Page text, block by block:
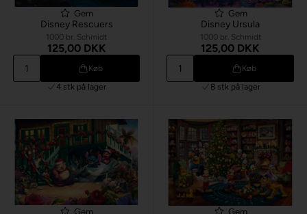
Gem
Disney Rescuers
1000 br. Schmidt
125,00 DKK
Køb
4 stk på lager
Gem
Disney Ursula
1000 br. Schmidt
125,00 DKK
Køb
8 stk på lager
Gem Gem